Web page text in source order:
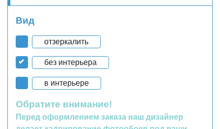
Вид
отзеркалить
без интерьера
в интерьере
Обратите внимание!
Перед оформлением заказа наш дизайнер